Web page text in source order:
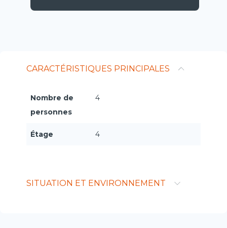
CARACTÉRISTIQUES PRINCIPALES
Nombre de
personnes
4
Étage 4
SITUATION ET ENVIRONNEMENT